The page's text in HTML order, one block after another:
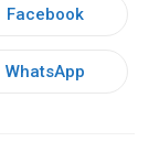
CONTENT
Opens
new
window
Facebook
Opens
WhatsApp